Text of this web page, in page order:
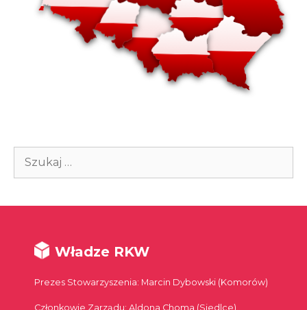
Szukaj:
Władze RKW
Prezes Stowarzyszenia: Marcin Dybowski (Komorów)
Członkowie Zarządu: Aldona Choma (Siedlce),